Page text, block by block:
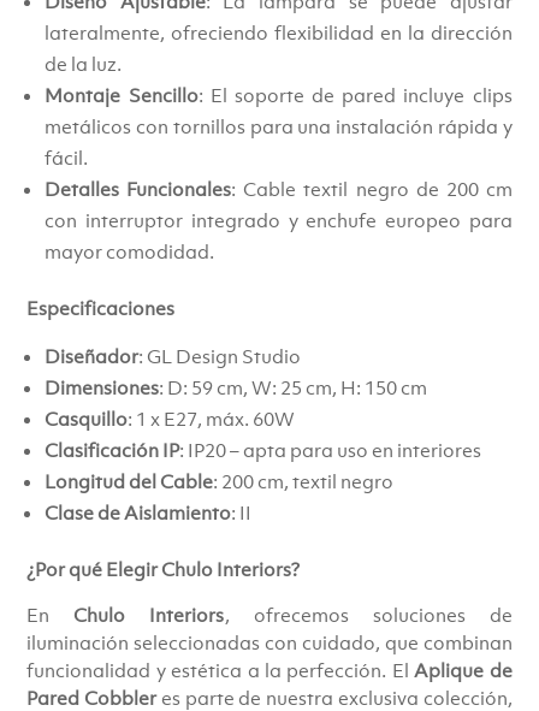
lateralmente, ofreciendo flexibilidad en la dirección
de la luz.
Montaje Sencillo: El soporte de pared incluye clips
metálicos con tornillos para una instalación rápida y
fácil.
Detalles Funcionales: Cable textil negro de 200 cm
con interruptor integrado y enchufe europeo para
mayor comodidad.
Especificaciones
Diseñador: GL Design Studio
Dimensiones: D: 59 cm, W: 25 cm, H: 150 cm
Casquillo: 1 x E27, máx. 60W
Clasificación IP: IP20 – apta para uso en interiores
Longitud del Cable: 200 cm, textil negro
Clase de Aislamiento: II
¿Por qué Elegir Chulo Interiors?
En Chulo Interiors, ofrecemos soluciones de
iluminación seleccionadas con cuidado, que combinan
funcionalidad y estética a la perfección. El Aplique de
Pared Cobbleres parte de nuestra exclusiva colección,